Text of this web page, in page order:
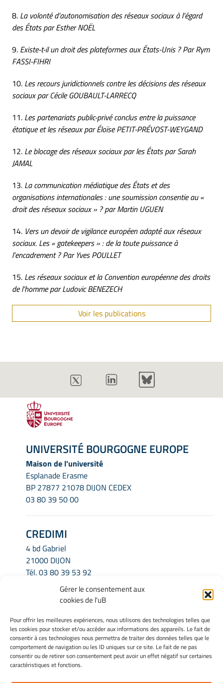
Gérer le consentement aux
cookies de l'uB
Pour offrir les meilleures expériences, nous utilisons des technologies telles que
les cookies pour stocker et/ou accéder aux informations des appareils. Le fait de
consentir à ces technologies nous permettra de traiter des données telles que le
comportement de navigation ou les ID uniques sur ce site. Le fait de ne pas
consentir ou de retirer son consentement peut avoir un effet négatif sur certaines
caractéristiques et fonctions.
8. La volonté d’autonomisation des réseaux sociaux à l’égard
des États par Esther NOËL
9. Existe-t-il un droit des plateformes aux États-Unis ? Par Rym
FASSI-FIHRI
10. Les recours juridictionnels contre les décisions des réseaux
sociaux par Cécile GOUBAULT-LARRECQ
11. Les partenariats public-privé conclus entre la puissance
étatique et les réseaux par Éloïse PETIT-PRÉVOST-WEYGAND
12. Le blocage des réseaux sociaux par les États par Sarah
JAMAL
13. La communication médiatique des États et des
organisations internationales : une soumission consentie au «
droit des réseaux sociaux » ? par Martin UGUEN
14. Vers un devoir de vigilance européen adapté aux réseaux
sociaux. Les « gatekeepers » : de la toute puissance à
l’encadrement ? Par Yves POULLET
15. Les réseaux sociaux et la Convention européenne des droits
de l’homme par Ludovic BENEZECH
Voir les publications
UNIVERSITÉ BOURGOGNE EUROPE
Maison de l'université
Esplanade Erasme
BP 27877 21078 DIJON CEDEX
03 80 39 50 00
CREDIMI
4 bd Gabriel
21000 DIJON
Tél.03 80 39 53 92
credimi.secretariat@u-bourgogne.fr
INFORMATIONS LÉGALES
Mentions légales
Gérer mes cookies
Politique de cookies
Déclaration de confidentialité